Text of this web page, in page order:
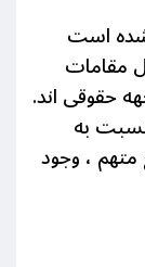
شده است
مقامات
حقوقی اند.
به
، وجود